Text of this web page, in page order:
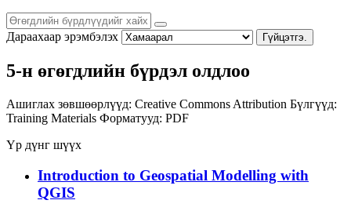
Дараахаар эрэмбэлэх Гүйцэтгэ.
5-н өгөгдлийн бүрдэл олдлоо
Ашиглах зөвшөөрлүүд: Creative Commons Attribution Бүлгүүд:
Training Materials Форматууд: PDF
Үр дүнг шүүх
Introduction to Geospatial Modelling with
QGIS